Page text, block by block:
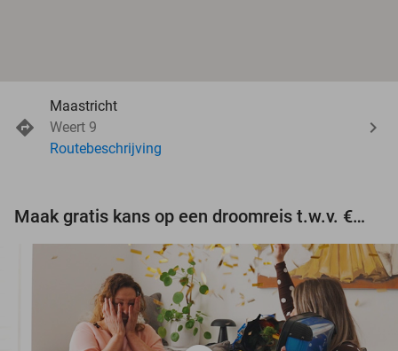
Maastricht
Weert 9
Routebeschrijving
Maak gratis kans op een droomreis t.w.v. €3.000!